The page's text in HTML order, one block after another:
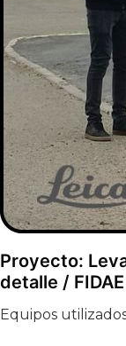
Proyecto:
detalle / FIDAE
Equipos